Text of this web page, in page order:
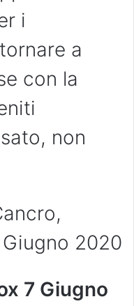
i
a
con la
non
2020
7 Giugno